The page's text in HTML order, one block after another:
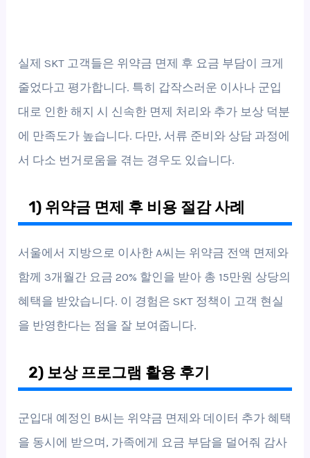
실제 SKT 고객들은 위약금 면제 후 요금 부담이 크게
줄었다고 평가합니다. 특히 갑작스러운 이사나 군입
대로 인한 해지 시 신속한 면제 처리와 추가 보상 덕분
에 만족도가 높습니다. 다만, 서류 준비와 상담 과정에
서 다소 번거로움을 겪는 경우도 있습니다.
1) 위약금 면제 후 비용 절감 사례
서울에서 지방으로 이사한 A씨는 위약금 전액 면제와
함께 3개월간 요금 20% 할인을 받아 총 15만원 상당의
혜택을 받았습니다. 이 경험은 SKT 정책이 고객 현실
을 반영한다는 점을 잘 보여줍니다.
2) 보상 프로그램 활용 후기
군입대 예정인 B씨는 위약금 면제와 데이터 추가 혜택
을 동시에 받으며, 가족에게 요금 부담을 덜어줘 감사